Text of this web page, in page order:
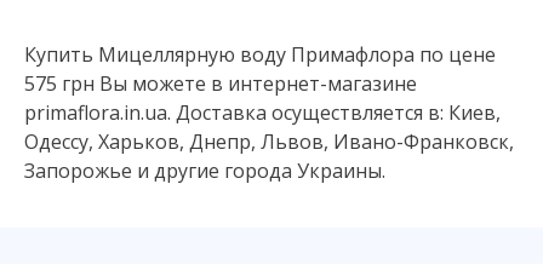
Купить Мицеллярную воду Примафлора по цене
575 грн Вы можете в интернет-магазине
primaflora.in.ua. Доставка осуществляется в: Киев,
Одессу, Харьков, Днепр, Львов, Ивано-Франковск,
Запорожье и другие города Украины.